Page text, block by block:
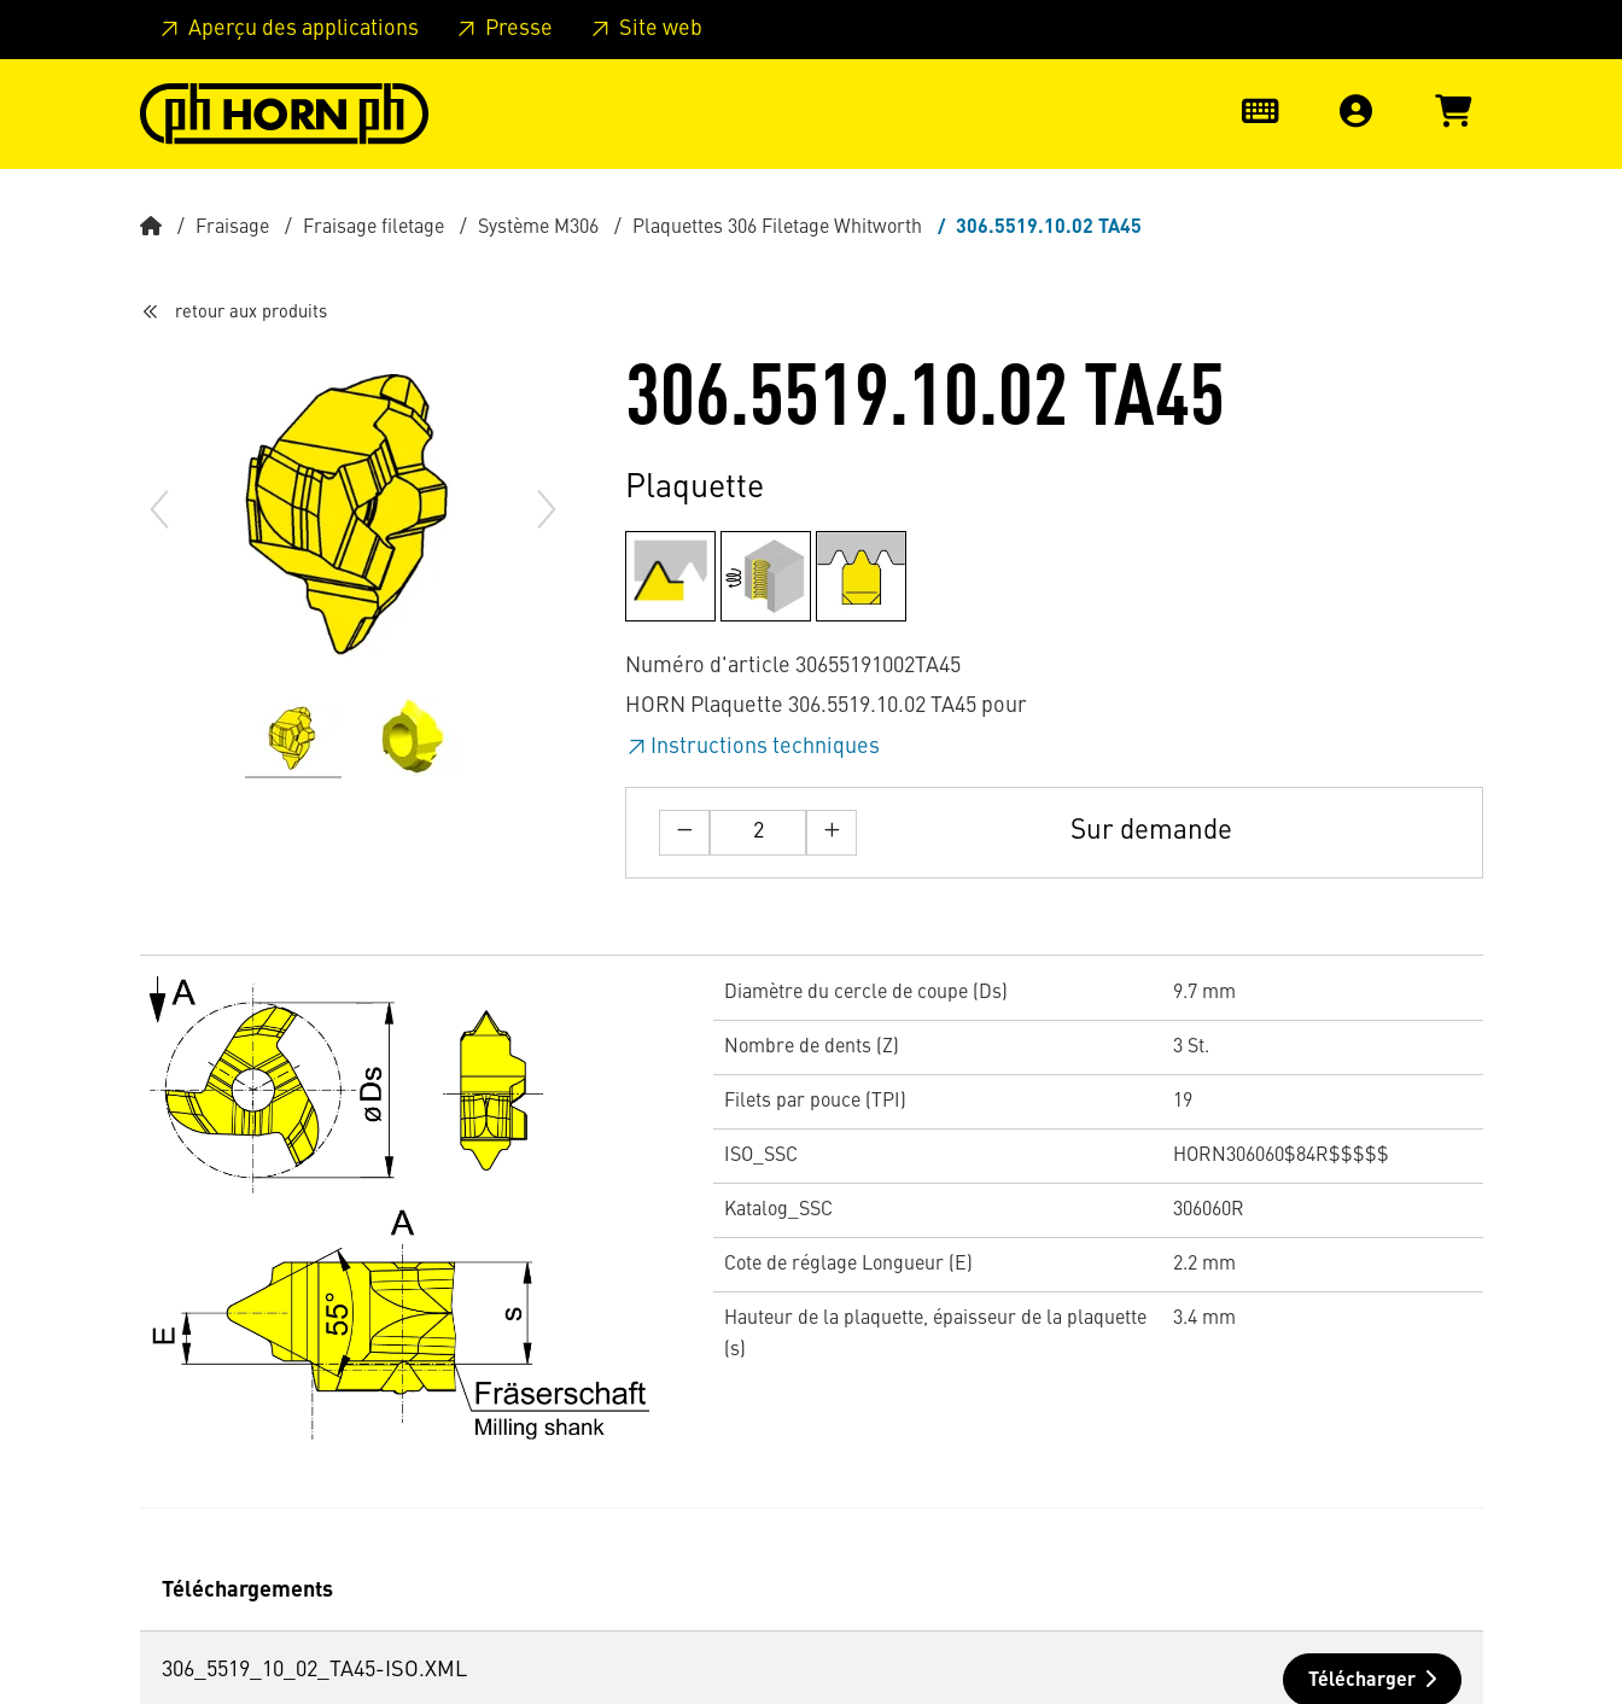
Skip to main content Passer à l'en-tête de la page Passer au pied de page
Aperçu des applications Presse Site web
Fraisage Fraisage filetage Système M306 Plaquettes 306 Filetage Whitworth 306.5519.10.02 TA45
retour aux produits
306.5519.10.02 TA45
Plaquette
Numéro d'article 30655191002TA45
HORN Plaquette 306.5519.10.02 TA45 pour
Instructions techniques
Sur demande
Diamètre du cercle de coupe (Ds) 9.7 mm
Nombre de dents (Z) 3 St.
Filets par pouce (TPI) 19
ISO_SSC HORN306060$84R$$$$$
Katalog_SSC 306060R
Cote de réglage Longueur (E) 2.2 mm
Hauteur de la plaquette, épaisseur de la plaquette
(s)
3.4 mm
Téléchargements
306_5519_10_02_TA45-ISO.XML Télécharger